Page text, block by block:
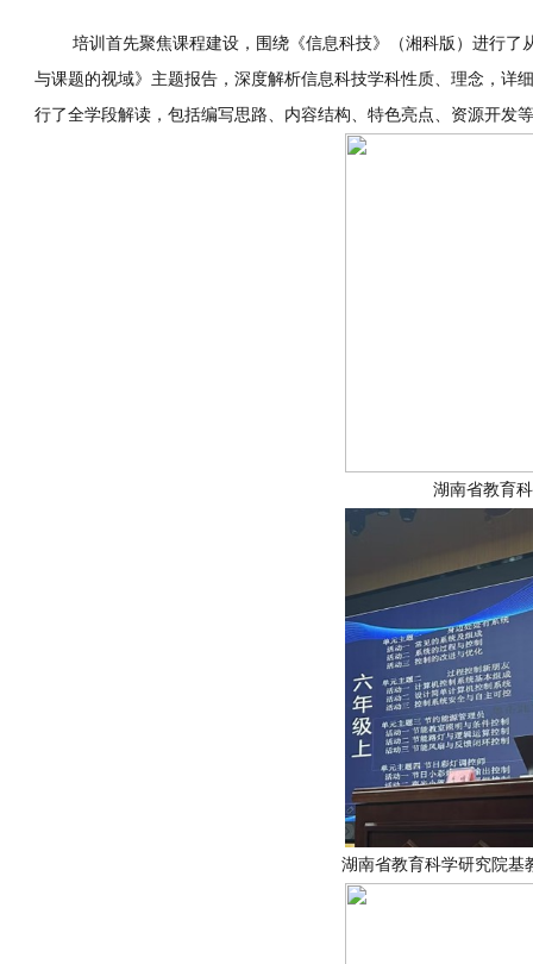
培训首先聚焦课程建设，围绕《信息科技》（湘科版）进行了
与课题的视域》主题报告，深度解析信息科技学科性质、理念，详
行了全学段解读，包括编写思路、内容结构、特色亮点、资源开发
湖南省教育
湖南省教育科学研究院基